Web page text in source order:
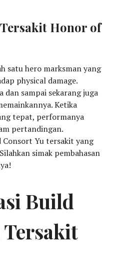
Honor of
satu hero marksman yang
physical damage.
dan sampai sekarang juga
Ketika
tepat, performanya
pertandingan.
Consort Yu tersakit yang
simak pembahasan
Build
Tersakit